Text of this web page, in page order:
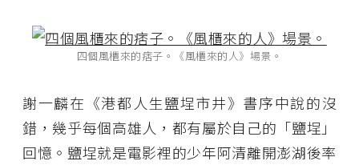
四個風櫃來的痞子。《風櫃來的人》場景。
謝一麟在《港都人生鹽埕市井》書序中說的沒
錯，幾乎每個高雄人，都有屬於自己的「鹽埕」
回憶。鹽埕就是電影裡的少年阿清離開澎湖後率